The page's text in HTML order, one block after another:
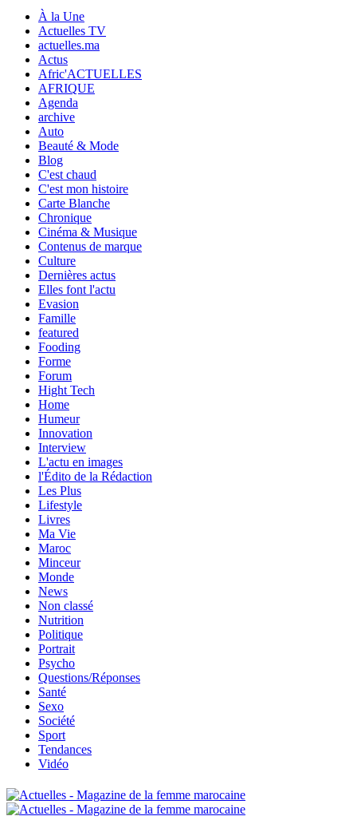
À la Une
Actuelles TV
actuelles.ma
Actus
Afric'ACTUELLES
AFRIQUE
Agenda
archive
Auto
Beauté & Mode
Blog
C'est chaud
C'est mon histoire
Carte Blanche
Chronique
Cinéma & Musique
Contenus de marque
Culture
Dernières actus
Elles font l'actu
Evasion
Famille
featured
Fooding
Forme
Forum
Hight Tech
Home
Humeur
Innovation
Interview
L'actu en images
l'Édito de la Rédaction
Les Plus
Lifestyle
Livres
Ma Vie
Maroc
Minceur
Monde
News
Non classé
Nutrition
Politique
Portrait
Psycho
Questions/Réponses
Santé
Sexo
Société
Sport
Tendances
Vidéo